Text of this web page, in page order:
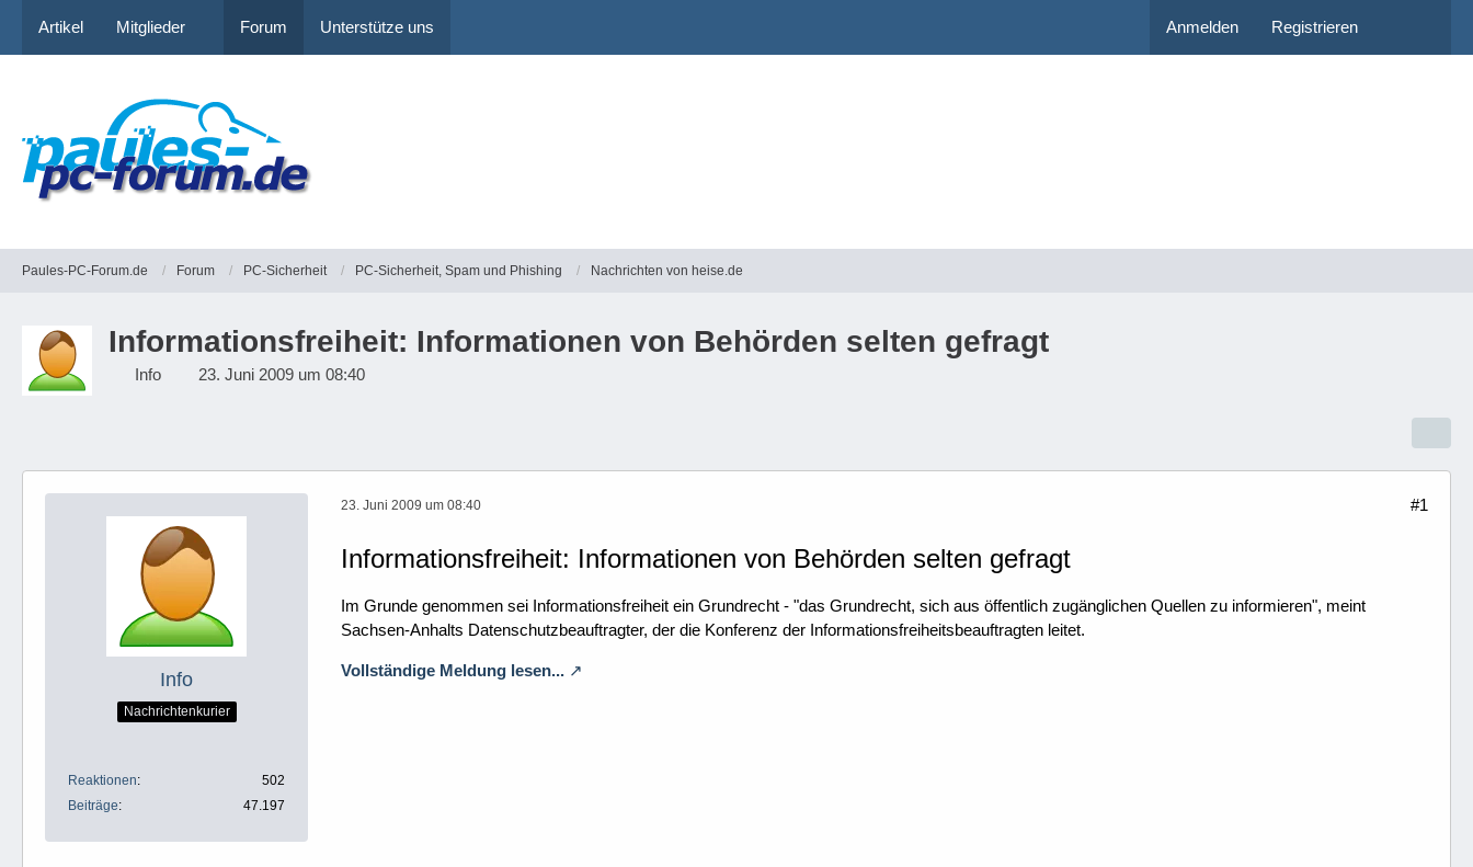
Artikel Mitglieder Forum Unterstütze uns Anmelden Registrieren
Paules-PC-Forum.de Forum PC-Sicherheit PC-Sicherheit, Spam und Phishing Nachrichten von heise.de
Informationsfreiheit: Informationen von Behörden selten gefragt
Info 23. Juni 2009 um 08:40
Info
Nachrichtenkurier
Reaktionen
502
Beiträge
47.197
23. Juni 2009 um 08:40 #1
Informationsfreiheit: Informationen von Behörden selten gefragt
Im Grunde genommen sei Informationsfreiheit ein Grundrecht - "das Grundrecht, sich aus öffentlich zugänglichen Quellen zu informieren", meint
Sachsen-Anhalts Datenschutzbeauftragter, der die Konferenz der Informationsfreiheitsbeauftragten leitet.
Vollständige Meldung lesen...